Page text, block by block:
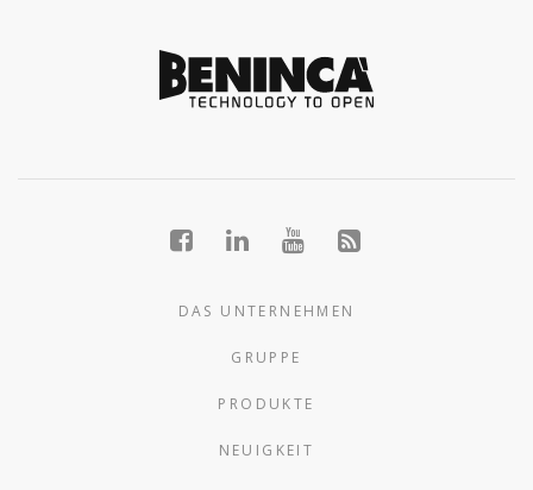
DAS UNTERNEHMEN
GRUPPE
PRODUKTE
NEUIGKEIT